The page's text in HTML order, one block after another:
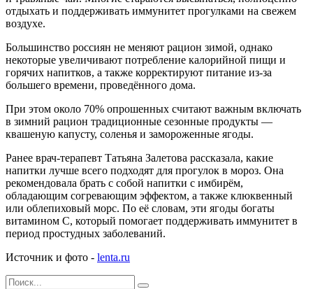
отдыхать и поддерживать иммунитет прогулками на свежем
воздухе.
Большинство россиян не меняют рацион зимой, однако
некоторые увеличивают потребление калорийной пищи и
горячих напитков, а также корректируют питание из-за
большего времени, проведённого дома.
При этом около 70% опрошенных считают важным включать
в зимний рацион традиционные сезонные продукты —
квашеную капусту, соленья и замороженные ягоды.
Ранее врач-терапевт Татьяна Залетова рассказала, какие
напитки лучше всего подходят для прогулок в мороз. Она
рекомендовала брать с собой напитки с имбирём,
обладающим согревающим эффектом, а также клюквенный
или облепиховый морс. По её словам, эти ягоды богаты
витамином С, который помогает поддерживать иммунитет в
период простудных заболеваний.
Источник и фото - lenta.ru